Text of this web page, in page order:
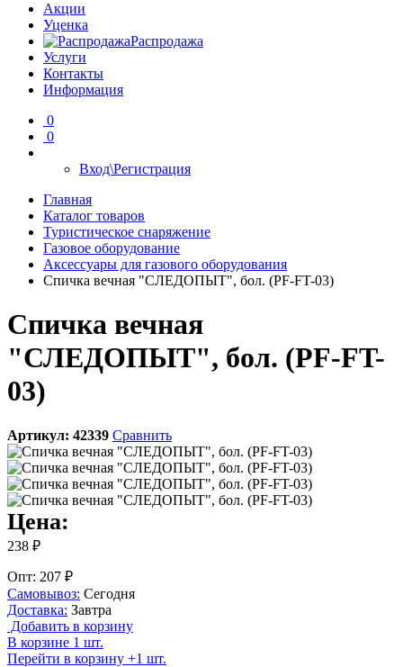
Акции
Уценка
Распродажа
Услуги
Контакты
Информация
0
0
Вход\Регистрация
Главная
Каталог товаров
Туристическое снаряжение
Газовое оборудование
Аксессуары для газового оборудования
Спичка вечная "СЛЕДОПЫТ", бол. (PF-FT-03)
Спичка вечная
"СЛЕДОПЫТ", бол. (PF-FT-
03)
Артикул: 42339 Сравнить
Цена:
238 ₽
Опт: 207 ₽
Самовывоз: Сегодня
Доставка: Завтра
Добавить в корзину
В корзине 1 шт.
Перейти в корзину +1 шт.